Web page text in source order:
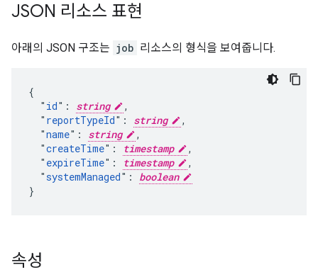
JSON 리소스 표현
아래의 JSON 구조는 job 리소스의 형식을 보여줍니다.
{
  "
id": string
,
  "
reportTypeId": string
,
  "
name": string
,
  "
createTime": timestamp
,
  "
expireTime": timestamp
,
  "
systemManaged": boolean
}
속성